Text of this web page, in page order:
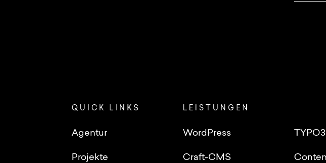
LEISTUNGEN
WordPress TYPO3
Craft-CMS
QUICK LINKS
Agentur
Projekte